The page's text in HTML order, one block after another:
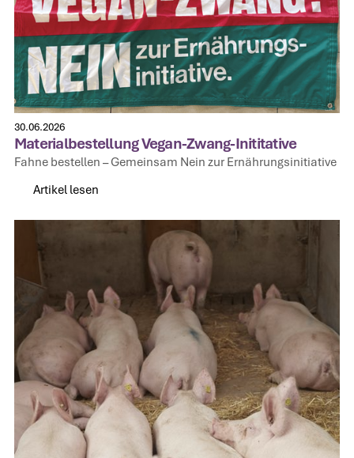
30.06.2026
Materialbestellung Vegan-Zwang-Inititative
Fahne bestellen – Gemeinsam Nein zur Ernährungsinitiative
Artikel lesen